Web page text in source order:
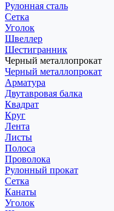
Рулонная сталь
Сетка
Уголок
Швеллер
Шестигранник
Черный металлопрокат
Черный металлопрокат
Арматура
Двутавровая балка
Квадрат
Круг
Лента
Листы
Полоса
Проволока
Рулонный прокат
Сетка
Канаты
Уголок